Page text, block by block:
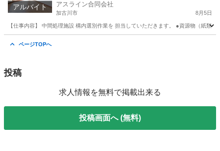
アルバイト アスライン合同会社
加古川市 8月5日
【仕事内容】 中間処理施設 構内選別作業を 担当していただきます。 ●資源物（紙
ページTOPへ
投稿
求人情報を無料で掲載出来る
投稿画面へ (無料)